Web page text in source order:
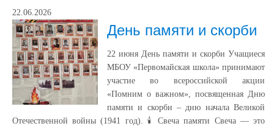
22.06.2026
День памяти и скорби
22 июня День памяти и скорби Учащиеся
МБОУ «Первомайская школа» принимают
участие во всероссийской акции
«Помним о важном», посвященная Дню
памяти и скорби – дню начала Великой
Отечественной войны (1941 год). 🕯️ Свеча памяти Свеча — это